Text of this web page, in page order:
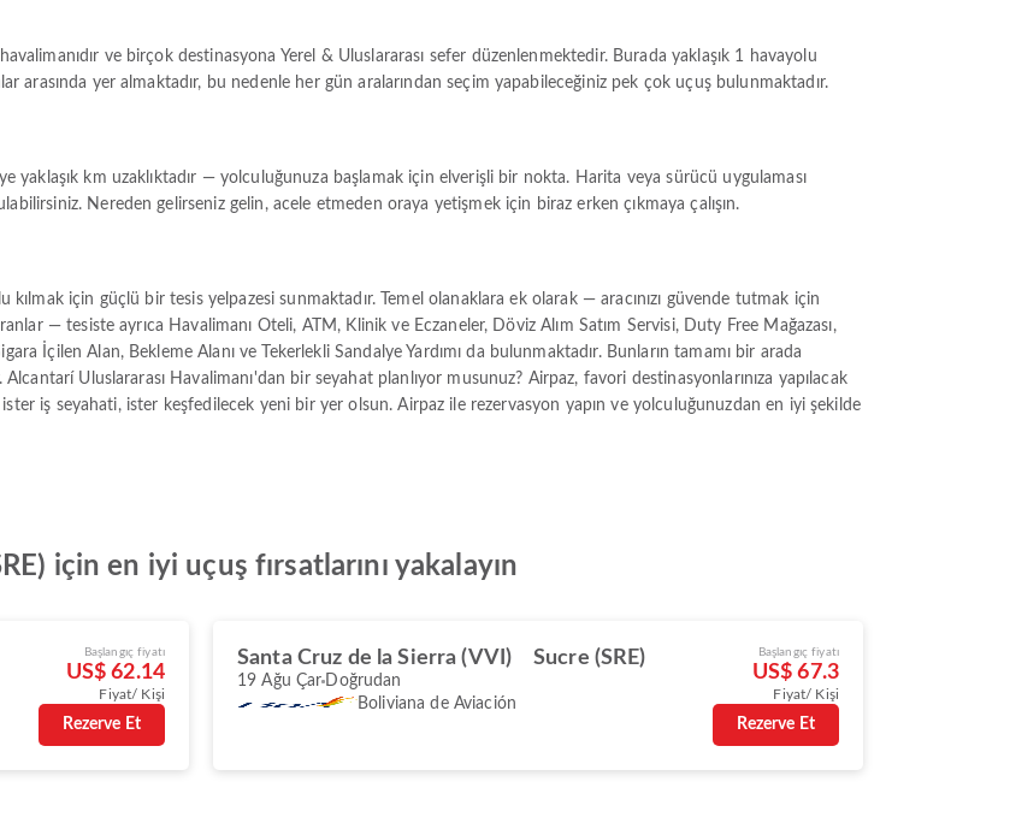
ve birçok destinasyona Yerel & Uluslararası sefer düzenlenmektedir. Burada yaklaşık 1 havayolu
yer almaktadır, bu nedenle her gün aralarından seçim yapabileceğiniz pek çok uçuş bulunmaktadır.
yaklaşık km uzaklıktadır — yolculuğunuza başlamak için elverişli bir nokta. Harita veya sürücü uygulaması
Nereden gelirseniz gelin, acele etmeden oraya yetişmek için biraz erken çıkmaya çalışın.
kılmak için güçlü bir tesis yelpazesi sunmaktadır. Temel olanaklara ek olarak — aracınızı güvende tutmak için
— tesiste ayrıca Havalimanı Oteli, ATM, Klinik ve Eczaneler, Döviz Alım Satım Servisi, Duty Free Mağazası,
İçilen Alan, Bekleme Alanı ve Tekerlekli Sandalye Yardımı da bulunmaktadır. Bunların tamamı bir arada
Uluslararası Havalimanı'dan bir seyahat planlıyor musunuz? Airpaz, favori destinasyonlarınıza yapılacak
iş seyahati, ister keşfedilecek yeni bir yer olsun. Airpaz ile rezervasyon yapın ve yolculuğunuzdan en iyi şekilde
için en iyi uçuş fırsatlarını yakalayın
Başlangıç fiyatı
US$ 62.14
Fiyat/ Kişi
Rezerve Et
Santa Cruz de la Sierra (VVI) Sucre (SRE)
19 Ağu Çar Doğrudan
Boliviana de Aviación
Başlangıç fiyatı
US$ 67.3
Fiyat/ Kişi
Rezerve Et